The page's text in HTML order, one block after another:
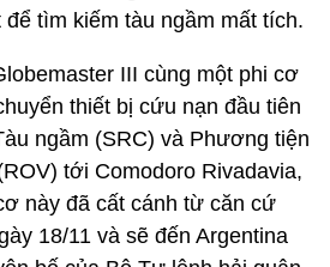
tìm kiếm tàu ngầm mất tích.
III cùng một phi cơ
thiết bị cứu nạn đầu tiên
ngầm (SRC) và Phương tiện
tới Comodoro Rivadavia,
này đã cất cánh từ căn cứ
18/11 và sẽ đến Argentina